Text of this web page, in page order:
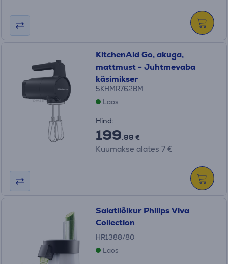
KitchenAid Go, akuga,
mattmust - Juhtmevaba
käsimikser
5KHMR762BM
Laos
Hind:
199.99 €
Kuumakse alates 7 €
Salatilõikur Philips Viva
Collection
HR1388/80
Laos